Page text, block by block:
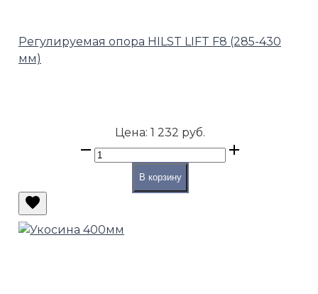
Регулируемая опора HILST LIFT F8 (285-430
мм)
Цена: 1 232 руб.
В корзину